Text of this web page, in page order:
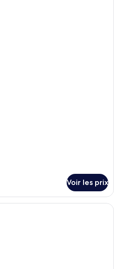
Voir les prix